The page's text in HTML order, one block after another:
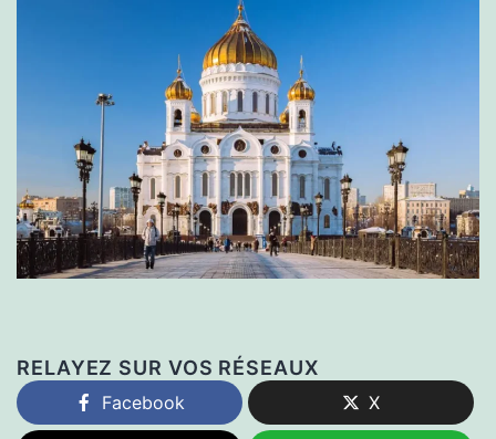
RELAYEZ SUR VOS RÉSEAUX
Facebook X